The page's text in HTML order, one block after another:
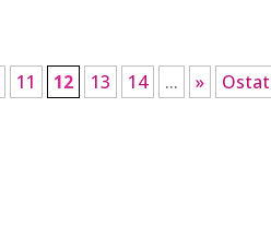
11 12 13 14 ... »